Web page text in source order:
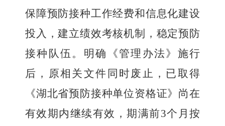
保障预防接种工作经费和信息化建设
投入，建立绩效考核机制，稳定预防
接种队伍。明确《管理办法》施行
后，原相关文件同时废止，已取得
《湖北省预防接种单位资格证》尚在
有效期内继续有效，期满前3个月按